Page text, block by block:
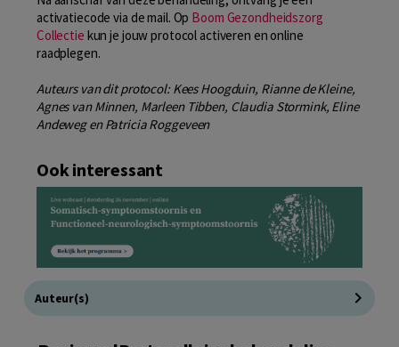
activatiecode via de mail. Op Boom Gezondheidszorg
Collectie kun je jouw protocol activeren en online
raadplegen.
Auteurs van dit protocol: Kees Hoogduin, Rianne de Kleine,
Agnes van Minnen, Marleen Tibben, Claudia Stormink, Eline
Andeweg en Patricia Roggeveen
Ook interessant
Auteur(s)